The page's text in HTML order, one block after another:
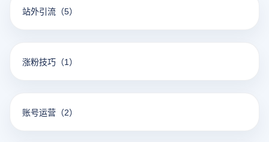
站外引流 （5）
涨粉技巧 （1）
账号运营 （2）